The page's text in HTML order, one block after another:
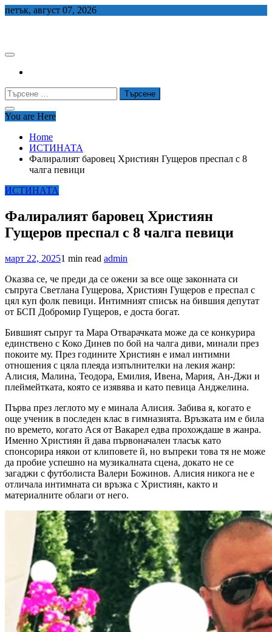
Skip
петък, август 07, 2026
Търсене
за:
You are Here
Home
ИСТИНАТА
Фалиралият баровец Християн Гущеров преспал с 8
чалга певици
ИСТИНАТА
Фалиралият баровец Християн
Гущеров преспал с 8 чалга певици
март 22, 20251 min read admin
Оказва се, че преди да се ожени за все още законната си
съпруга Светлана Гущерова, Християн Гущеров е преспал с
цял куп фолк певици. Интимният списък на бившия депутат
от БСП Добромир Гущеров, е доста богат.
Бившият съпруг та Мара Отварачката може да се конкурира
единствено с Коко Динев по бой на чалга диви, минали през
покоите му. През годините Християн е имал интимни
отношения с цяла плеяда изпълнителки на лекия жанр:
Алисия, Малина, Теодора, Емилия, Ивена, Мария, Ан-Джи и
плеймейтката, която се изявява и като певица Анджелина.
Първа през леглото му е минала Алисия. Забива я, когато е
още ученик в последен клас в гимназията. Връзката им е била
по времето, когато Ася от Вакарел едва прохождаше в жанра.
Именно Християн й дава първоначален тласък като
спонсорира някои от клиповете й, но въпреки това тя не може
да пробие успешно на музикалната сцена, докато не се
загаджи с футболиста Валери Божинов. Алисия никога не е
отличала интимната си връзка с Християн, както и
материалните облаги от него.